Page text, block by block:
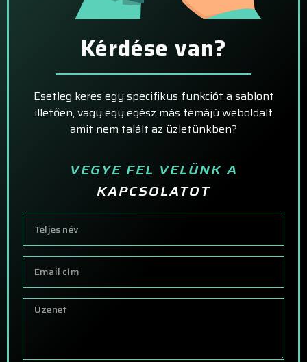
Kérdése van?
Esetleg keres egy specifikus funkciót a sablont
illetően, vagy egy egész más témájú weboldalt
amit nem talált az üzletünkben?
VEGYE FEL VELÜNK A
KAPCSOLATOT